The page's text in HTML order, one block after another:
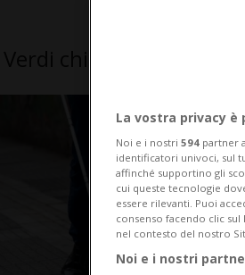
Verdi chiede al
La vostra privacy
Noi e i nostri 594 partner
identificatori univoci, sul
affinché supportino gli
cui queste tecnologie
essere rilevanti. Puoi
consenso facendo clic
nel contesto del nostro
Noi e i nostri